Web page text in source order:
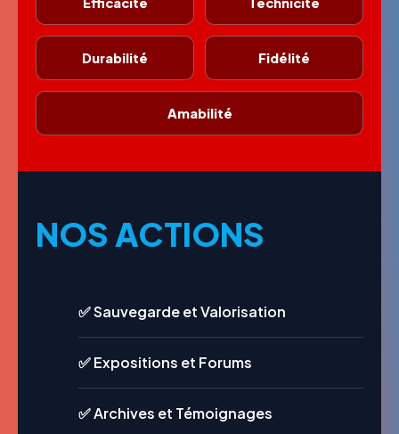
Durabilité Fidélité
Amabilité
NOS ACTIONS
✅ Sauvegarde et Valorisation
✅ Expositions et Forums
✅ Archives et Témoignages